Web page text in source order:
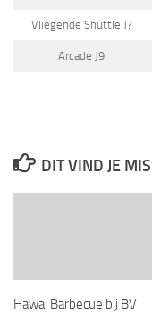
Vliegende Shuttle J?
Arcade J9
DIT VIND JE
Hawai Barbecue bij BV